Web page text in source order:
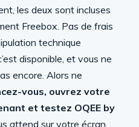
les deux sont incluses
Freebox. Pas de frais
technique
disponible, et vous ne
encore. Alors ne
vous, ouvrez votre
et testez OQEE by
attend sur votre écran.